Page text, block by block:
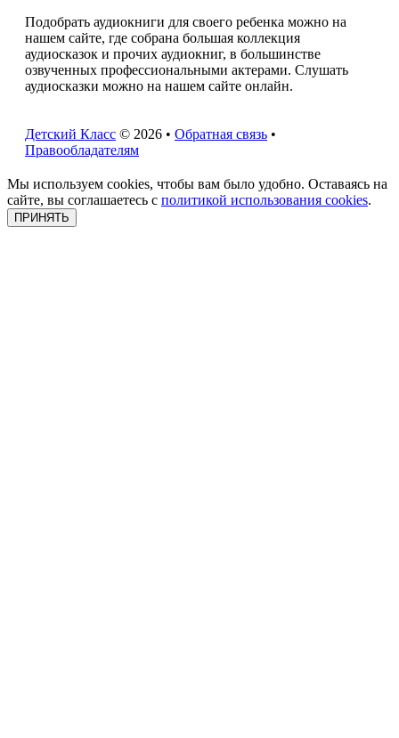
Подобрать аудиокниги для своего ребенка можно на
нашем сайте, где собрана большая коллекция
аудиосказок и прочих аудиокниг, в большинстве
озвученных профессиональными актерами. Слушать
аудиосказки можно на нашем сайте онлайн.
Детский Класс © 2026 • Обратная связь •
Правообладателям
Мы используем cookies, чтобы вам было удобно. Оставаясь на
сайте, вы соглашаетесь с политикой использования cookies.
ПРИНЯТЬ